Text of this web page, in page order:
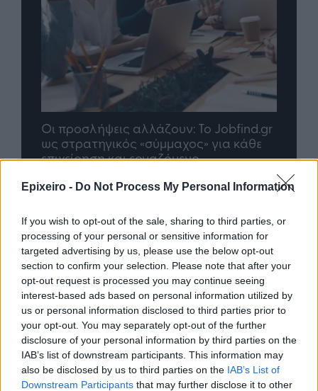
Epixeiro - Do Not Process My Personal Information
If you wish to opt-out of the sale, sharing to third parties, or
processing of your personal or sensitive information for
targeted advertising by us, please use the below opt-out
section to confirm your selection. Please note that after your
opt-out request is processed you may continue seeing
interest-based ads based on personal information utilized by
us or personal information disclosed to third parties prior to
your opt-out. You may separately opt-out of the further
disclosure of your personal information by third parties on the
IAB’s list of downstream participants. This information may
also be disclosed by us to third parties on the IAB’s List of
Downstream Participants that may further disclose it to other
TP Greece: Πώς διαμορφώνεται το
μέλλον του Insurance στην εποχή του AI
Περισσότερα από το
ΔΕΘ: Εξασφαλίστηκε
χρηματοδότηση 204,6 εκατ. ευρώ
από το Εθνικό Πρόγραμμα
Ανάπτυξης για την ανάπλαση